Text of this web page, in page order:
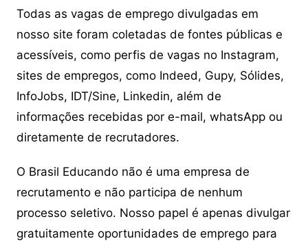
Todas as vagas de emprego divulgadas em
nosso site foram coletadas de fontes públicas e
acessíveis, como perfis de vagas no Instagram,
sites de empregos, como Indeed, Gupy, Sólides,
InfoJobs, IDT/Sine, Linkedin, além de
informações recebidas por e-mail, whatsApp ou
diretamente de recrutadores.
O Brasil Educando não é uma empresa de
recrutamento e não participa de nenhum
processo seletivo. Nosso papel é apenas divulgar
gratuitamente oportunidades de emprego para